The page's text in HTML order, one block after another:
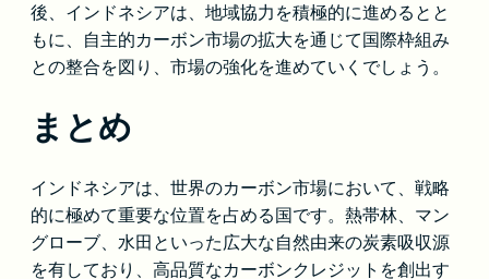
後、インドネシアは、地域協力を積極的に進めるとと
もに、自主的カーボン市場の拡大を通じて国際枠組み
との整合を図り、市場の強化を進めていくでしょう。
まとめ
インドネシアは、世界のカーボン市場において、戦略
的に極めて重要な位置を占める国です。熱帯林、マン
グローブ、水田といった広大な自然由来の炭素吸収源
を有しており、高品質なカーボンクレジットを創出す